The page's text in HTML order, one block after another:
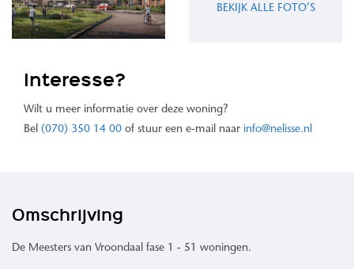
BEKIJK ALLE FOTO’S
Interesse?
Wilt u meer informatie over deze woning?
Bel (070) 350 14 00 of stuur een e-mail naar info@nelisse.nl
Omschrijving
De Meesters van Vroondaal fase 1 - 51 woningen.